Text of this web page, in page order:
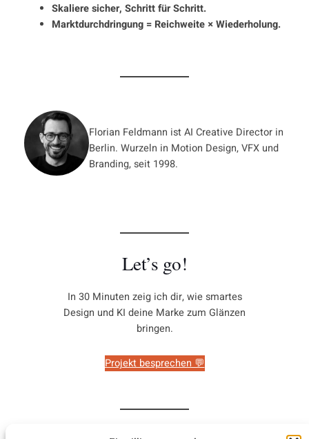
Skaliere sicher, Schritt für Schritt.
Marktdurchdringung = Reichweite ×Wiederholung.
Florian Feldmann ist AI Creative Director in
Berlin. Wurzeln in Motion Design, VFX und
Branding, seit 1998.
Let’s go!
In 30 Minuten zeig ich dir, wie smartes
Design und KI deine Marke zum Glänzen
bringen.
Projekt besprechen 💬